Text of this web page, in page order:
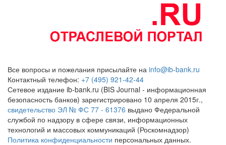
Все вопросы и пожелания присылайте на info@ib-bank.ru
Контактный телефон: +7 (495) 921-42-44
Сетевое издание ib-bank.ru (BIS Journal - информационная
безопасность банков) зарегистрировано 10 апреля 2015г.,
свидетельство ЭЛ № ФС 77 - 61376 выдано Федеральной
службой по надзору в сфере связи, информационных
технологий и массовых коммуникаций (Роскомнадзор)
Политика конфиденциальности персональных данных.